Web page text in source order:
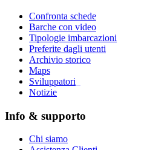
Confronta schede
Barche con video
Tipologie imbarcazioni
Preferite dagli utenti
Archivio storico
Maps
Sviluppatori
Notizie
Info & supporto
Chi siamo